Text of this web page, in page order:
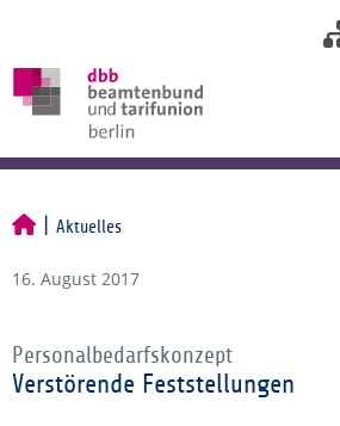
Aktuelles
16. August 2017
Personalbedarfskonzept
Verstörende Feststellungen